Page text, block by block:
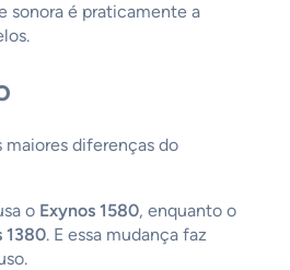
sonora é praticamente a
maiores diferenças do
o Exynos 1580, enquanto o
1380. E essa mudança faz